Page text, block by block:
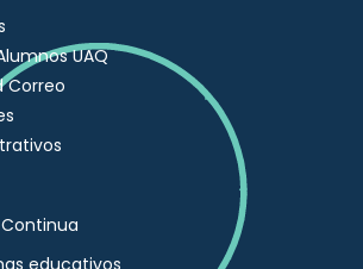
UAQ
Correo
educativos